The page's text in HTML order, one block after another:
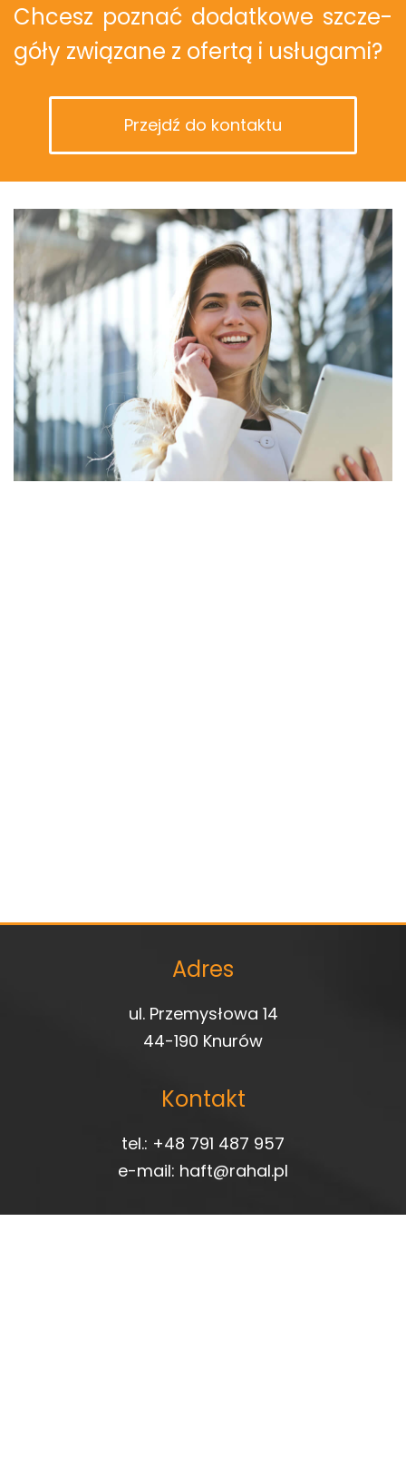
Chcesz po­znać do­dat­ko­we szcze­
gó­ły zwią­za­ne z ofer­tą i usłu­ga­mi?
Przejdź do kontaktu
Adres
ul. Przemysłowa 14
44-190 Knurów
Kontakt
tel.: +48 791 487 957
e-mail: haft@rahal.pl